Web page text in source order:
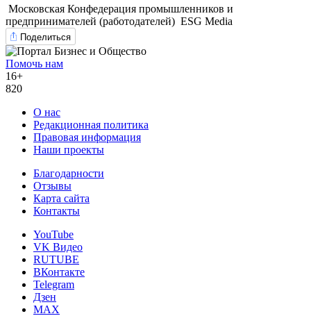
Московская Конфедерация промышленников и
предпринимателей (работодателей) ESG Media
Поделиться
Помочь нам
16+
820
О нас
Редакционная политика
Правовая информация
Наши проекты
Благодарности
Отзывы
Карта сайта
Контакты
YouTube
VK Видео
RUTUBE
ВКонтакте
Telegram
Дзен
MAX